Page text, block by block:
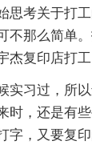
思考关于打
不那么简单
杰复印店打工
习过，所以
时，还是有
字，又要复